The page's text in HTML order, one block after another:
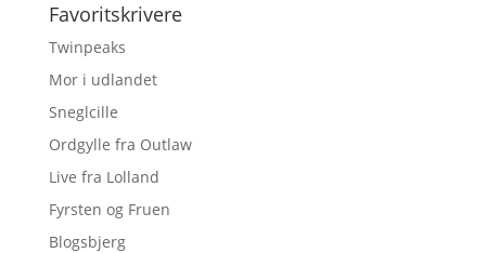
Favoritskrivere
Twinpeaks
Mor i udlandet
Sneglcille
Ordgylle fra Outlaw
Live fra Lolland
Fyrsten og Fruen
Blogsbjerg